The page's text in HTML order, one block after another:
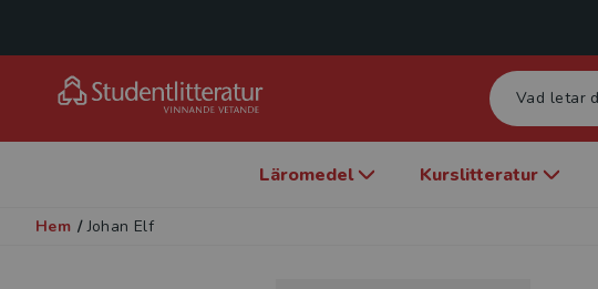
Läromedel Kurslitteratur
Hem / Johan Elf